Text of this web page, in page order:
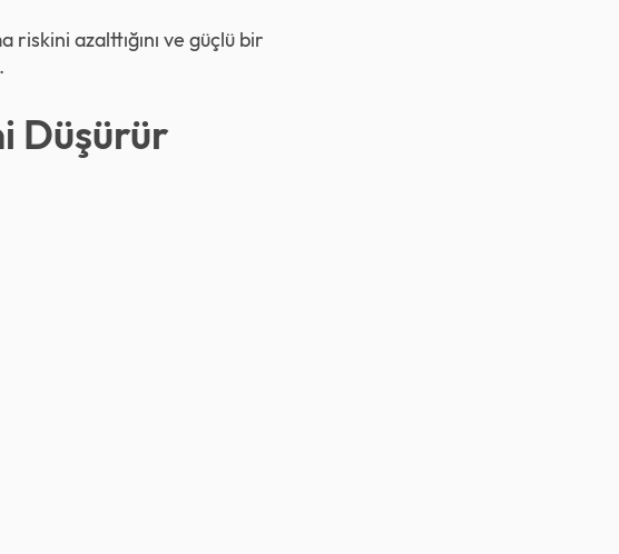
azalttığını ve güçlü bir
Düşürür